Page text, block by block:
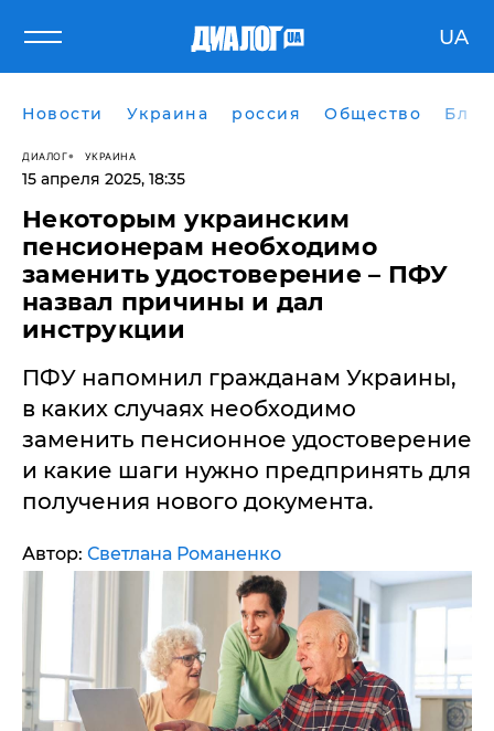
UA
Новости Украина россия Общество
ДИАЛОГ УКРАИНА
15 апреля 2025, 18:35
Некоторым украинским
пенсионерам необходимо
заменить удостоверение – ПФУ
назвал причины и дал
инструкции
ПФУ напомнил гражданам Украины,
в каких случаях необходимо
заменить пенсионное удостоверение
и какие шаги нужно предпринять для
получения нового документа.
Автор: Светлана Романенко